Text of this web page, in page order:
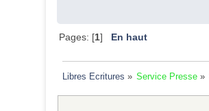
Pages: [1]
En haut
Libres Ecritures » Service Presse »